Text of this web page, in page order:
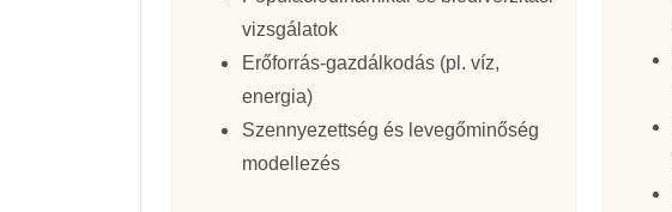
vizsgálatok
Erőforrás-gazdálkodás (pl. víz,
energia)
Szennyezettség és levegőminőség
modellezés